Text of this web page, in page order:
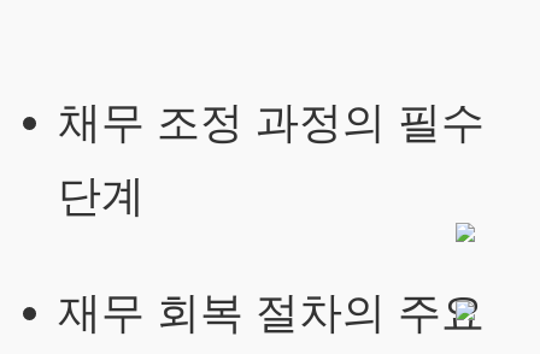
채무 조정 과정의 필수
단계
재무 회복 절차의 주요